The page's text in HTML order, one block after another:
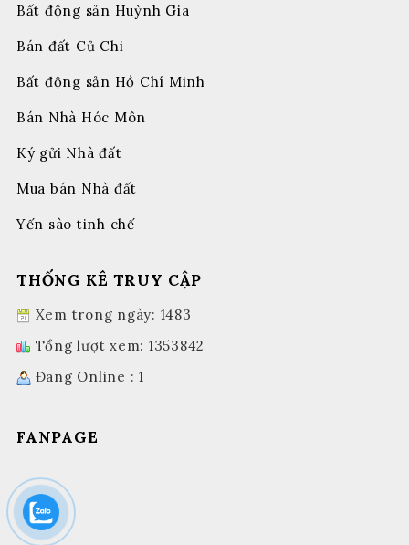
Bất động sản Huỳnh Gia
Bán đất Củ Chi
Bất động sản Hồ Chí Minh
Bán Nhà Hóc Môn
Ký gửi Nhà đất
Mua bán Nhà đất
Yến sào tinh chế
THỐNG KÊ TRUY CẬP
Xem trong ngày: 1483
Tổng lượt xem: 1353842
Đang Online : 1
FANPAGE